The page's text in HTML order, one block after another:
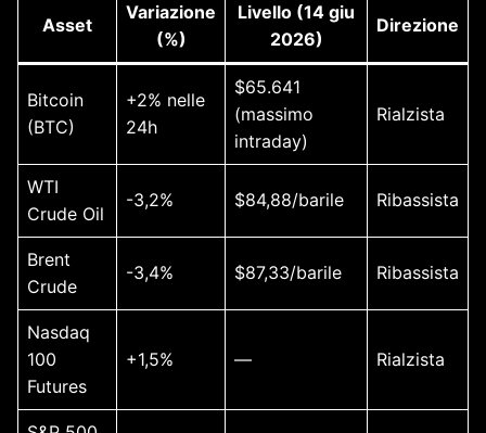
Asset
Variazione
(%)
Livello (14 giu
2026)
Direzione
Bitcoin
(BTC)
+2% nelle
24h
$65.641
(massimo
intraday)
Rialzista
WTI
Crude Oil
-3,2% $84,88/barile Ribassista
Brent
Crude
-3,4% $87,33/barile Ribassista
Nasdaq
100
Futures
+1,5% — Rialzista